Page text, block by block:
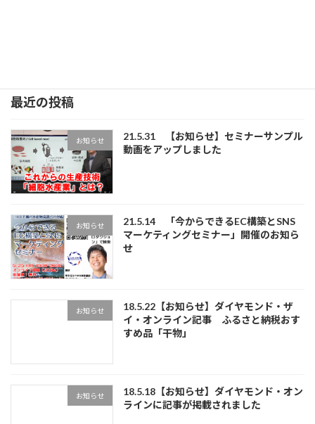
最近の投稿
お知らせ
21.5.31 【お知らせ】セミナーサンプル
動画をアップしました
お知らせ
21.5.14 「今からできるEC構築とSNS
マーケティングセミナー」開催のお知ら
せ
お知らせ
18.5.22【お知らせ】ダイヤモンド・ザ
イ・オンライン記事 ふるさと納税おす
すめ品「干物」
お知らせ
18.5.18【お知らせ】ダイヤモンド・オン
ラインに記事が掲載されました